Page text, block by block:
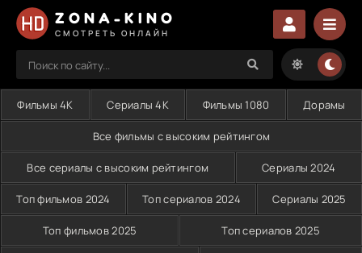
ZONA-KINO
СМОТРЕТЬ ОНЛАЙН
Фильмы 4K Сериалы 4K Фильмы 1080 Дорамы
Все фильмы с высоким рейтингом
Все сериалы с высоким рейтингом Сериалы 2024
Топ фильмов 2024 Топ сериалов 2024 Сериалы 2025
Топ фильмов 2025 Топ сериалов 2025